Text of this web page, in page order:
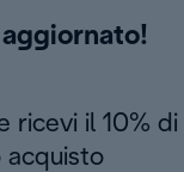
ricevi il 10% di
acquisto